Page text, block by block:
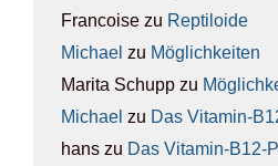
Francoise zu Rep­ti­lo­ide
Michael zu Mög­lich­kei­ten
Marita Schupp zu
Michael zu Das Vit­amin-
hans zu Das Vit­amin-B12-